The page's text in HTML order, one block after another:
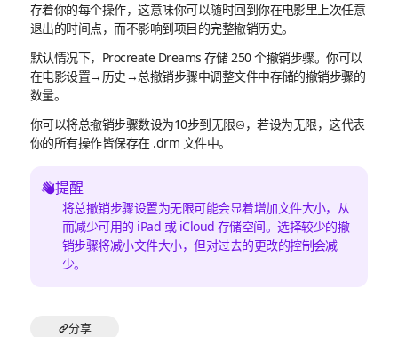
存着你的每个操作，这意味你可以随时回到你在电影里上次任意
退出的时间点，而不影响到项目的完整撤销历史。
默认情况下，Procreate Dreams 存储 250 个撤销步骤。你可以
在电影设置→历史→总撤销步骤中调整文件中存储的撤销步骤的
数量。
你可以将总撤销步骤数设为10步到无限
，若设为无限，这代表
你的所有操作皆保存在 .drm 文件中。
提醒
将总撤销步骤设置为无限可能会显着增加文件大小，从
而减少可用的 iPad 或 iCloud 存储空间。选择较少的撤
销步骤将减小文件大小，但对过去的更改的控制会减
少。
分享